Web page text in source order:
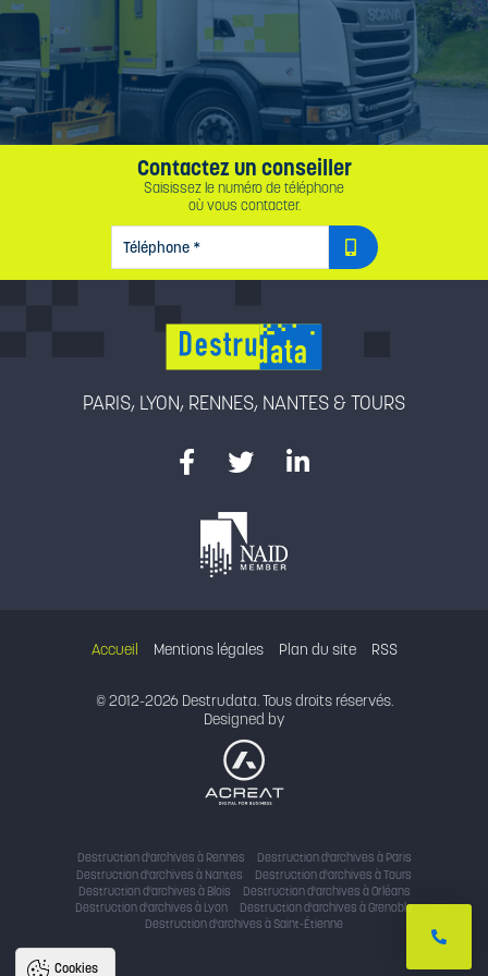
Contactez un conseiller
Saisissez le numéro de téléphone
où vous contacter.
TÉLÉPHONE*
PARIS, LYON, RENNES, NANTES & TOURS
Accueil Mentions légales Plan du site RSS
© 2012-2026 Destrudata. Tous droits réservés.
Designed by
Destruction d'archives à Rennes
Destruction d'archives à Paris
Destruction d'archives à Nantes
Destruction d'archives à Tours
Destruction d'archives à Blois
Destruction d'archives à Orléans
Destruction d'archives à Lyon
Destruction d'archives à Grenoble
Destruction d'archives à Saint-Étienne
Cookies